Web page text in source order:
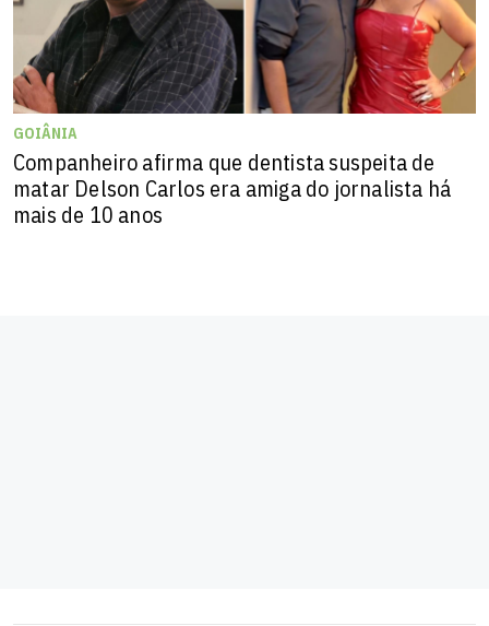
GOIÂNIA
Companheiro afirma que dentista suspeita de
matar Delson Carlos era amiga do jornalista há
mais de 10 anos